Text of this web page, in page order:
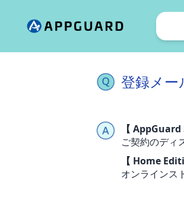
登録メ
【 AppGuard
ご契約のディ
【 Home
オンラインス